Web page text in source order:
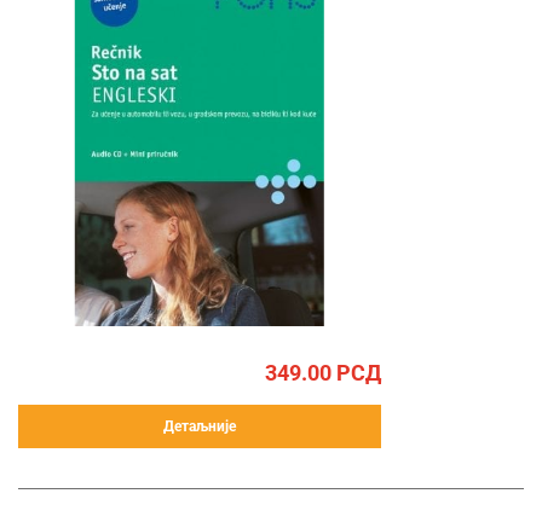
349.00 РСД
Детаљније